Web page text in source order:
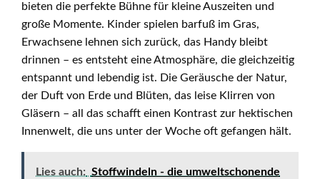
bieten die perfekte Bühne für kleine Auszeiten und
große Momente. Kinder spielen barfuß im Gras,
Erwachsene lehnen sich zurück, das Handy bleibt
drinnen – es entsteht eine Atmosphäre, die gleichzeitig
entspannt und lebendig ist. Die Geräusche der Natur,
der Duft von Erde und Blüten, das leise Klirren von
Gläsern – all das schafft einen Kontrast zur hektischen
Innenwelt, die uns unter der Woche oft gefangen hält.
Lies auch: Stoffwindeln - die umweltschonende